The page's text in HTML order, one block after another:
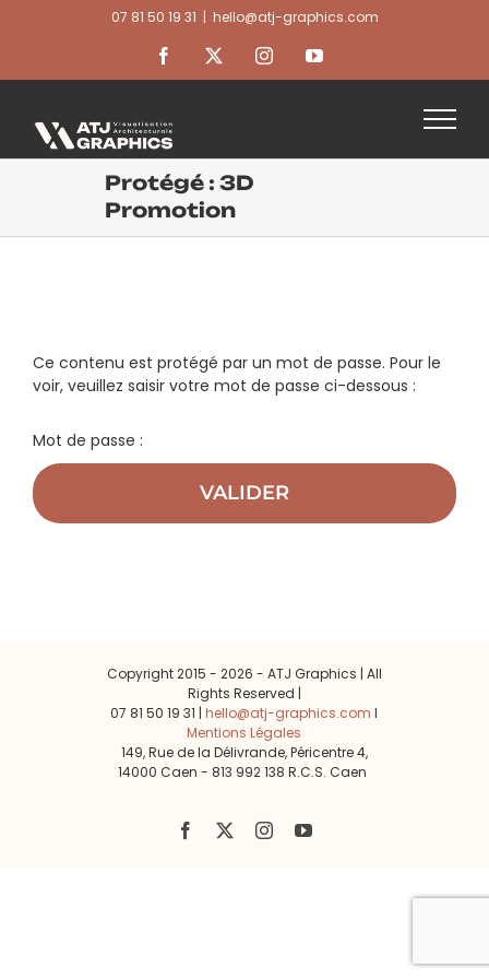
07 81 50 19 31 | hello@atj-graphics.com
Facebook InstagramYouTube
Protégé : 3D
Promotion
Ce contenu est protégé par un mot de passe. Pour le
voir, veuillez saisir votre mot de passe ci-dessous :
Mot de passe :
Copyright 2015 - 2026 - ATJ Graphics | All
Rights Reserved |
07 81 50 19 31 |hello@atj-graphics.com l
Mentions Légales
149, Rue de la Délivrande, Péricentre 4,
14000 Caen - 813 992 138 R.C.S. Caen
Facebook
X InstagramYouTube